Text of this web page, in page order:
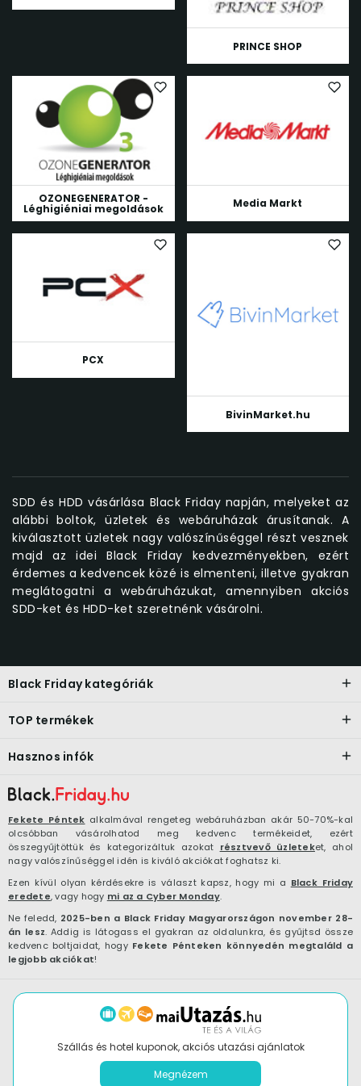
PRINCE SHOP
OZONEGENERATOR -
Léghigiéniai megoldások Media Markt
PCX
BivinMarket.hu
SDD és HDD vásárlása Black Friday napján, melyeket az
alábbi boltok, üzletek és webáruházak árusítanak. A
kiválasztott üzletek nagy valószínűséggel részt vesznek
majd az idei Black Friday kedvezményekben, ezért
érdemes a kedvencek közé is elmenteni, illetve gyakran
meglátogatni a webáruházukat, amennyiben akciós
SDD-ket és HDD-ket szeretnénk vásárolni.
Fekete Péntek alkalmával rengeteg webáruházban akár 50-70%-kal
olcsóbban vásárolhatod meg kedvenc termékeidet, ezért
összegyűjtöttük és kategorizáltuk azokat résztvevő üzleteket, ahol
nagy valószínűséggel idén is kiváló akciókat foghatsz ki.
Ezen kívül olyan kérdésekre is választ kapsz, hogy mi a Black Friday
eredete, vagy hogy mi az a Cyber Monday.
Ne feledd, 2025-ben a Black Friday Magyarországon november 28-
án lesz. Addig is látogass el gyakran az oldalunkra, és gyűjtsd össze
kedvenc boltjaidat, hogy Fekete Pénteken könnyedén megtaláld a
legjobb akciókat!
Black Friday kategóriák
TOP termékek
Hasznos infók
Szállás és hotel kuponok, akciós utazási ajánlatok
Megnézem